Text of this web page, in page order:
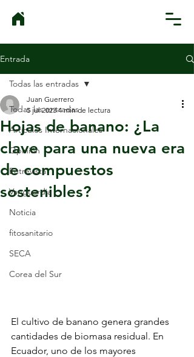
Entrada
Todas las entradas
Artículos Internacionales
Opinión
Entrevista
Vanguardia
Noticia
fitosanitario
SECA
Corea del Sur
Todas las entradas
Hojas de banano: ¿La
clave para una nueva era
de compuestos
sostenibles?
Juan Guerrero
5 jul 2023 4 min de lectura
El cultivo de banano genera grandes
cantidades de biomasa residual. En
Ecuador, uno de los mayores